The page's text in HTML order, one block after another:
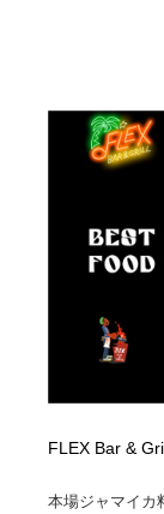
FLEX Bar &
本場ジャマイカ